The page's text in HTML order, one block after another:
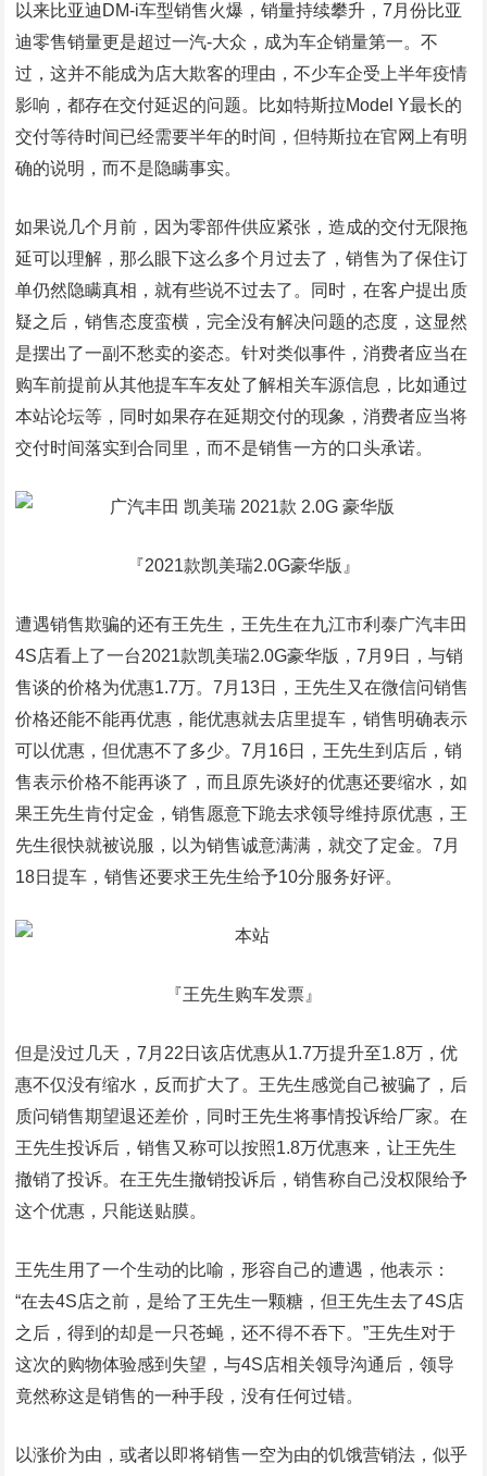
以来比亚迪DM-i车型销售火爆，销量持续攀升，7月份比亚
迪零售销量更是超过一汽-大众，成为车企销量第一。不
过，这并不能成为店大欺客的理由，不少车企受上半年疫情
影响，都存在交付延迟的问题。比如特斯拉Model Y最长的
交付等待时间已经需要半年的时间，但特斯拉在官网上有明
确的说明，而不是隐瞒事实。
如果说几个月前，因为零部件供应紧张，造成的交付无限拖
延可以理解，那么眼下这么多个月过去了，销售为了保住订
单仍然隐瞒真相，就有些说不过去了。同时，在客户提出质
疑之后，销售态度蛮横，完全没有解决问题的态度，这显然
是摆出了一副不愁卖的姿态。针对类似事件，消费者应当在
购车前提前从其他提车车友处了解相关车源信息，比如通过
本站论坛等，同时如果存在延期交付的现象，消费者应当将
交付时间落实到合同里，而不是销售一方的口头承诺。
『2021款凯美瑞2.0G豪华版』
遭遇销售欺骗的还有王先生，王先生在九江市利泰广汽丰田
4S店看上了一台2021款凯美瑞2.0G豪华版，7月9日，与销
售谈的价格为优惠1.7万。7月13日，王先生又在微信问销售
价格还能不能再优惠，能优惠就去店里提车，销售明确表示
可以优惠，但优惠不了多少。7月16日，王先生到店后，销
售表示价格不能再谈了，而且原先谈好的优惠还要缩水，如
果王先生肯付定金，销售愿意下跪去求领导维持原优惠，王
先生很快就被说服，以为销售诚意满满，就交了定金。7月
18日提车，销售还要求王先生给予10分服务好评。
『王先生购车发票』
但是没过几天，7月22日该店优惠从1.7万提升至1.8万，优
惠不仅没有缩水，反而扩大了。王先生感觉自己被骗了，后
质问销售期望退还差价，同时王先生将事情投诉给厂家。在
王先生投诉后，销售又称可以按照1.8万优惠来，让王先生
撤销了投诉。在王先生撤销投诉后，销售称自己没权限给予
这个优惠，只能送贴膜。
王先生用了一个生动的比喻，形容自己的遭遇，他表示：
“在去4S店之前，是给了王先生一颗糖，但王先生去了4S店
之后，得到的却是一只苍蝇，还不得不吞下。”王先生对于
这次的购物体验感到失望，与4S店相关领导沟通后，领导
竟然称这是销售的一种手段，没有任何过错。
以涨价为由，或者以即将销售一空为由的饥饿营销法，似乎